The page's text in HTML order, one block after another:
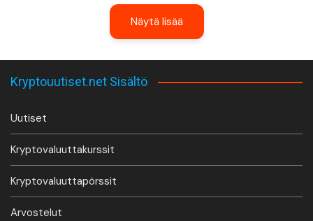
Näytä lisää
Kryptouutiset.net Sisältö
Uutiset
Kryptovaluuttakurssit
Kryptovaluuttapörssit
Arvostelut